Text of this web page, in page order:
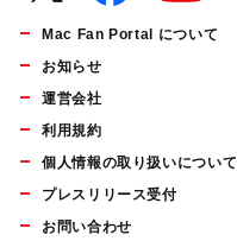
Mac Fan Portal について
お知らせ
運営会社
利用規約
個人情報の取り扱いについて
プレスリリース受付
お問い合わせ